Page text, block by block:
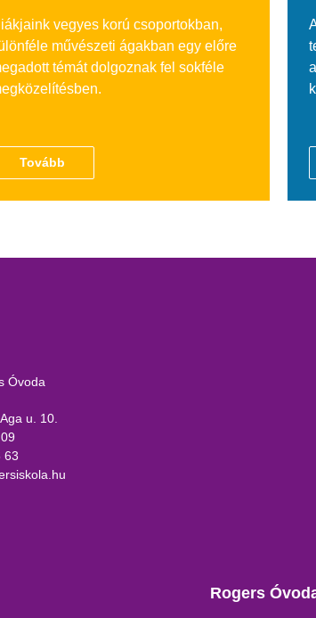
vegyes korú csoportokban,
művészeti ágakban egy előre
témát dolgoznak fel sokféle
Tovább
Óvoda
u. 10.
63
Rogers